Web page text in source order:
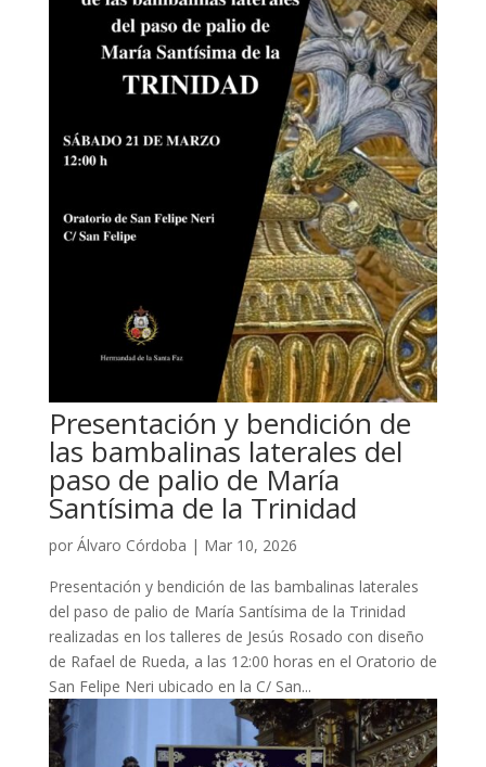
Presentación y bendición de
las bambalinas laterales del
paso de palio de María
Santísima de la Trinidad
por Álvaro Córdoba | Mar 10, 2026
Presentación y bendición de las bambalinas laterales
del paso de palio de María Santísima de la Trinidad
realizadas en los talleres de Jesús Rosado con diseño
de Rafael de Rueda, a las 12:00 horas en el Oratorio de
San Felipe Neri ubicado en la C/ San...